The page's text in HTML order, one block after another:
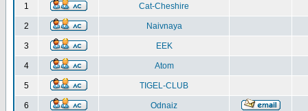
1 Cat-Cheshire
2 Naivnaya
3 EEK
4 Atom
5 TIGEL-CLUB
6 Odnaiz